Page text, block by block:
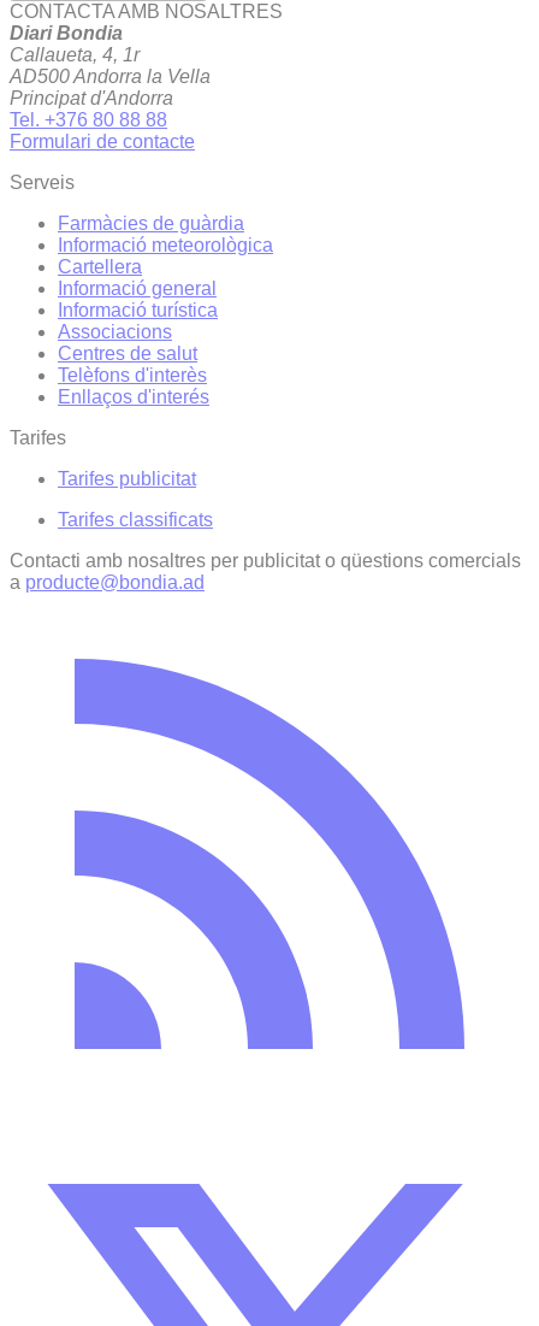
CONTACTA AMB NOSALTRES
Diari Bondia
Callaueta, 4, 1r
AD500 Andorra la Vella
Principat d'Andorra
Tel. +376 80 88 88
Formulari de contacte
Serveis
Farmàcies de guàrdia
Informació meteorològica
Cartellera
Informació general
Informació turística
Associacions
Centres de salut
Telèfons d'interès
Enllaços d'interés
Tarifes
Tarifes publicitat
Tarifes classificats
Contacti amb nosaltres per publicitat o qüestions comercials
a producte@bondia.ad